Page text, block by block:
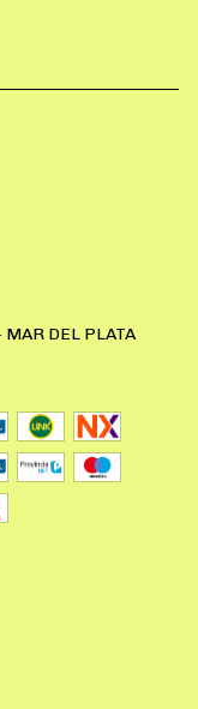
DEL PLATA